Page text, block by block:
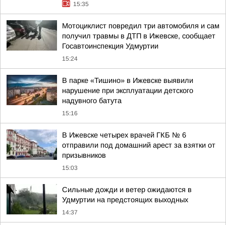
15:35
Мотоциклист повредил три автомобиля и сам
получил травмы в ДТП в Ижевске, сообщает
Госавтоинспекция Удмуртии
15:24
В парке «Тишино» в Ижевске выявили
нарушение при эксплуатации детского
надувного батута
15:16
В Ижевске четырех врачей ГКБ № 6
отправили под домашний арест за взятки от
призывников
15:03
Сильные дожди и ветер ожидаются в
Удмуртии на предстоящих выходных
14:37